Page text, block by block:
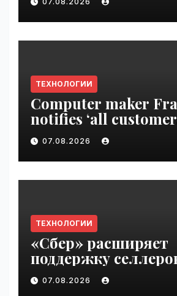
VseTime.ru
ТЕХНОЛОГИИ
Computer maker
notifies ‘all
data breach |
07.08.2026
ТЕХНОЛОГИИ
«Сбер» расширяет
поддержку
пострадавших от
инцидентов на
07.08.2026